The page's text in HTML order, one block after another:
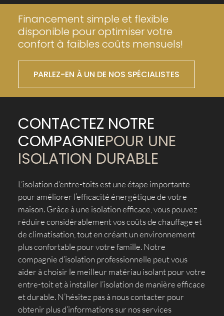
Financement simple et flexible
disponible pour optimiser votre
confort à faibles coûts mensuels!
PARLEZ-EN À UN DE NOS SPÉCIALISTES
CONTACTEZ NOTRE
COMPAGNIEPOUR UNE
ISOLATION DURABLE
L’isolation d’entre-toits est une étape importante
pour améliorer l’efficacité énergétique de votre
maison. Grâce à une isolation efficace, vous pouvez
réduire considérablement vos coûts de chauffage et
de climatisation, tout en créant un environnement
plus confortable pour votre famille. Notre
compagnie d’isolation professionnelle peut vous
aider à choisir le meilleur matériau isolant pour votre
entre-toit et à installer l’isolation de manière efficace
et durable. N’hésitez pas à nous contacter pour
obtenir plus d’informations sur nos services